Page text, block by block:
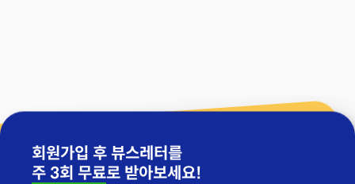
회원가입 후 뷰스레터를
주 3회 무료로 받아보세요!